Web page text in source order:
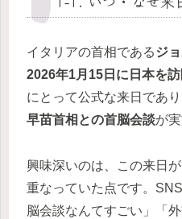
イタリアの首相であるジ
2026年1月15日に日本を訪
にとって公式な来日であ
早苗首相との首脳会談が
興味深いのは、この来日
重なっていた点です。
脳会談なんてすごい」「